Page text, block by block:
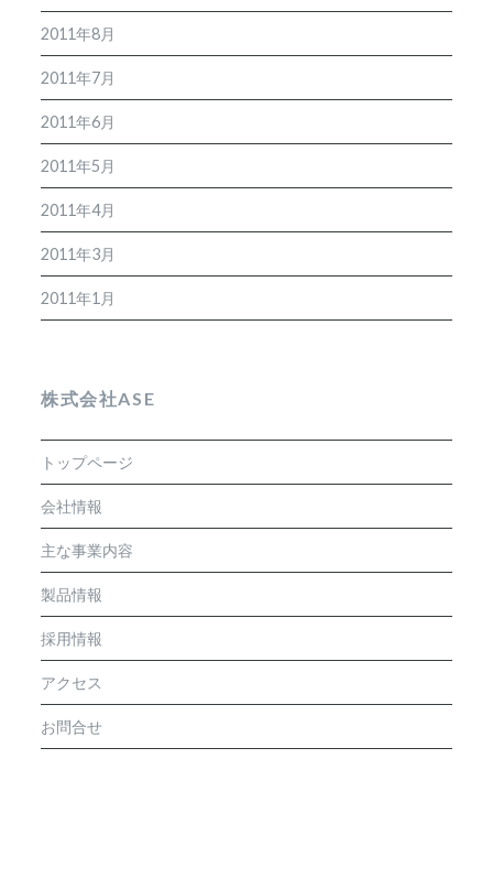
2011年8月
2011年7月
2011年6月
2011年5月
2011年4月
2011年3月
2011年1月
株式会社ASE
トップページ
会社情報
主な事業内容
製品情報
採用情報
アクセス
お問合せ